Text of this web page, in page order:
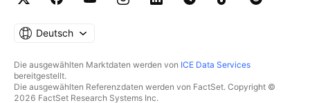
Deutsch
Die ausgewählten Marktdaten werden von ICE Data Services
bereitgestellt.
Die ausgewählten Referenzdaten werden von FactSet. Copyright ©
2026 FactSet Research Systems Inc.